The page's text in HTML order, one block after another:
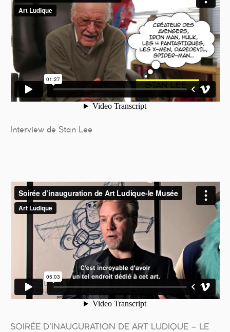
Interview de Stan Lee
SOIRÉE D’INAUGURATION DE ART LUDIQUE – LE